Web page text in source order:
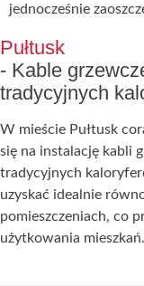
jednocześnie
Pułtusk
- Kable
tradycyjnych
W mieście Pułtusk
się na instalację kabli
tradycyjnych
uzyskać idealnie
pomieszczeniach, co
użytkowania mieszkań.